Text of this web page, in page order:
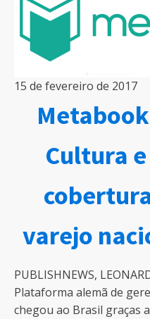
15 de fevereiro de 2017
Cultura
varejo
PUBLISHNEWS,
Plataforma alemã de
chegou ao Brasil graças